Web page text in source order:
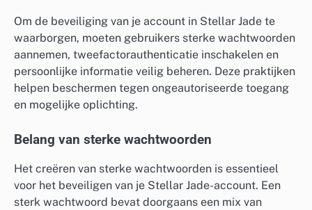
Om de beveiliging van je account in Stellar Jade te
waarborgen, moeten gebruikers sterke wachtwoorden
aannemen, tweefactorauthenticatie inschakelen en
persoonlijke informatie veilig beheren. Deze praktijken
helpen beschermen tegen ongeautoriseerde toegang
en mogelijke oplichting.
Belang van sterke wachtwoorden
Het creëren van sterke wachtwoorden is essentieel
voor het beveiligen van je Stellar Jade-account. Een
sterk wachtwoord bevat doorgaans een mix van